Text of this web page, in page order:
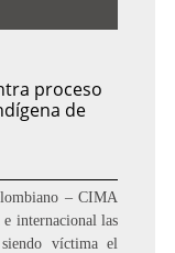
proceso
de
– CIMA
internacional las
víctima el